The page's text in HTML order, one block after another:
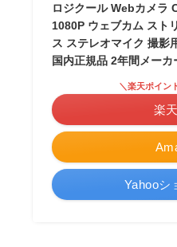
ロジクール Webカメラ
1080P ウェブカム スト
ス ステレオマイク 撮影
国内正規品 2年間メーカ
＼楽天ポイン
楽
Yahooシ